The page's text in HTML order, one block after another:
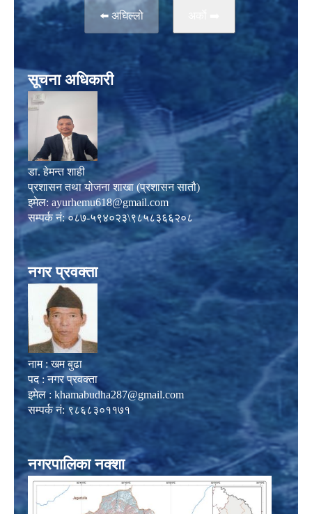
⬅️ अघिल्लो
सूचना अधिकारी
डा. हेमन्त शाही
प्रशासन तथा योजना शाखा (प्रशासन सातौ)
इमेल: ayurhemu618@gmail.com
सम्पर्क नं: ०८७-५९४०२३\९८५८३६६२०८
नगर प्रवक्ता
नाम : खम बुढा
पद : नगर प्रवक्ता
इमेल : khamabudha287@gmail.com
सम्पर्क नं: ९८६८३०११७१
नगरपालिका नक्शा